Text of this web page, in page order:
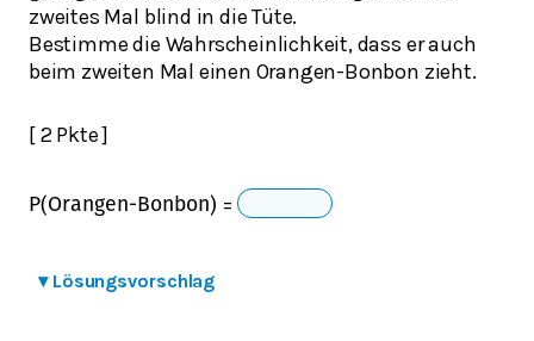
zweites Mal blind in die Tüte.
Bestimme die Wahrscheinlichkeit, dass er auch
beim zweiten Mal einen Orangen-Bonbon zieht.
[ 2 Pkte ]
P(Orangen-Bonbon) =
▾ Lösungsvorschlag